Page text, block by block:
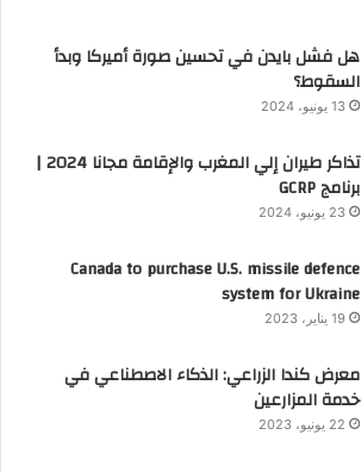
هل فشل بايدن في تحسين صورة أميركا وبدأ
السقوط؟
13 يونيو، 2024
تذاكر طيران إلي المغرب والإقامة مجانا 2024 |
برنامج GCRP
23 يونيو، 2024
Canada to purchase U.S. missile defence
system for Ukraine
19 يناير، 2023
معرض كندا الزراعي: الذكاء الاصطناعي في
خدمة المزارعين
22 يونيو، 2023